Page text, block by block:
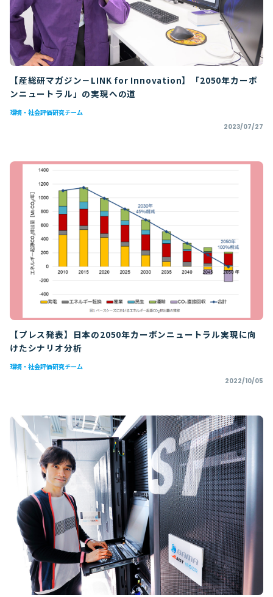
【産総研マガジン－LINK for Innovation】「2050年カーボ
ンニュートラル」の実現への道
環境・社会評価研究チーム
2023/07/27
【プレス発表】日本の2050年カーボンニュートラル実現に向
けたシナリオ分析
環境・社会評価研究チーム
2022/10/05